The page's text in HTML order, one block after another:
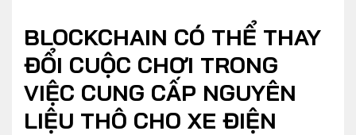
Xe điện
THỊ TRƯỜNG XE
Chính sách
DOANH NGHIỆP
Thương hiệu
BLOCKCHAIN CÓ THỂ THAY
ĐỔI CUỘC CHƠI TRONG
VIỆC CUNG CẤP NGUYÊN
LIỆU THÔ CHO XE ĐIỆN